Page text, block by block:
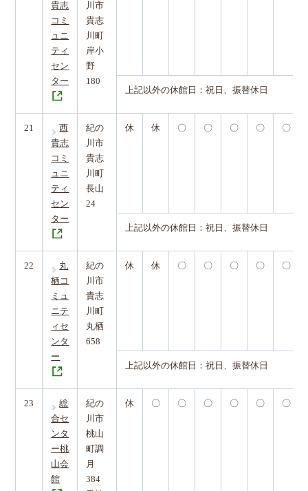
貴志
コミ
ュニ
ティ
セン
ター
川市
貴志
川町
岸小
野
180
上記以外の休館日：祝日、振替休日
21
西
貴志
コミ
ュニ
ティ
セン
ター
紀の
川市
貴志
川町
長山
24
休 休 〇 〇 〇 〇 〇
上記以外の休館日：祝日、振替休日
22
丸
栖コ
ミュ
ニテ
ィセ
ンタ
ー
紀の
川市
貴志
川町
丸栖
658
休 休 〇 〇 〇 〇 〇
上記以外の休館日：祝日、振替休日
23
総
合セ
ンタ
ー桃
山会
館
紀の
川市
桃山
町調
月
384
休 〇 〇 〇 〇 〇 〇